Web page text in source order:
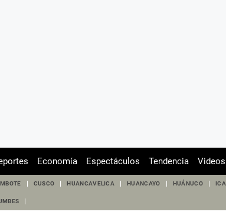
Economía Espectáculos Tendencia Videos
CUSCO HUANCAVELICA HUANCAYO HUÁNUCO ICA